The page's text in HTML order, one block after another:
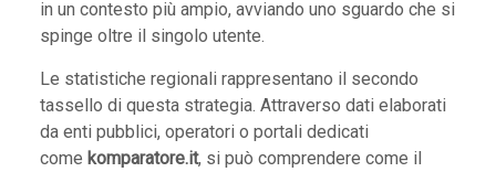
in un contesto più ampio, avviando uno sguardo che si
spinge oltre il singolo utente.
Le statistiche regionali rappresentano il secondo
tassello di questa strategia. Attraverso dati elaborati
da enti pubblici, operatori o portali dedicati
come komparatore.it, si può comprendere come il